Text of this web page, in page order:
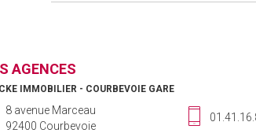
AGENCES
IMMOBILIER - COURBEVOIE GARE
8 avenue Marceau
92400 Courbevoie